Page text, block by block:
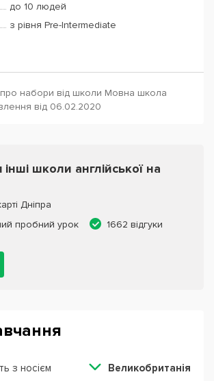
до 10 людей
з рівня Pre-Intermediate
про набори від школи Мовна школа
від 06.02.2020
школи англійської на
Дніпра
пробний урок
1662 відгуки
з носієм Великобританія